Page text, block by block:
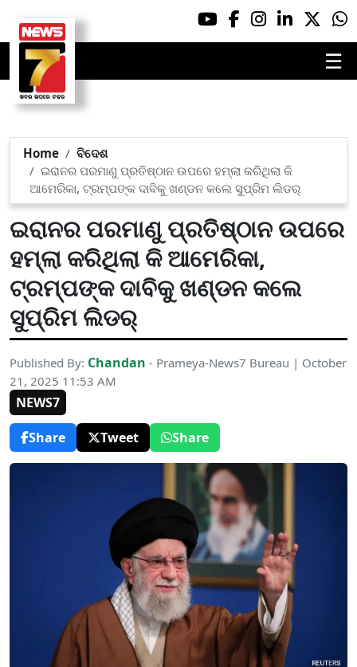
☰
Home
ବିଦେଶ
ଇରାନର ପରମାଣୁ ପ୍ରତିଷ୍ଠାନ ଉପରେ ହମ୍‌ଲା କରିଥିଲା କି
ଆମେରିକା, ଟ୍ରମ୍ପଙ୍କ ଦାବିକୁ ଖଣ୍ଡନ କଲେ ସୁପ୍ରିମ ଲିଡର୍‌
ଇରାନର ପରମାଣୁ ପ୍ରତିଷ୍ଠାନ ଉପରେ
ହମ୍‌ଲା କରିଥିଲା କି ଆମେରିକା,
ଟ୍ରମ୍ପଙ୍କ ଦାବିକୁ ଖଣ୍ଡନ କଲେ
ସୁପ୍ରିମ ଲିଡର୍‌
Published By: Chandan - Prameya-News7 Bureau | October
21, 2025 11:53 AM
NEWS7
Share
Tweet Share